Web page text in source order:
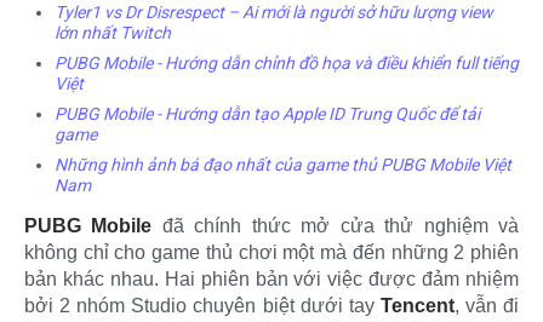
Tyler1 vs Dr Disrespect – Ai mới là người sở hữu lượng view
lớn nhất Twitch
PUBG Mobile - Hướng dẫn chỉnh đồ họa và điều khiển full tiếng
Việt
PUBG Mobile - Hướng dẫn tạo Apple ID Trung Quốc để tải
game
Những hình ảnh bá đạo nhất của game thủ PUBG Mobile Việt
Nam
PUBG Mobile đã chính thức mở cửa thử nghiệm và
không chỉ cho game thủ chơi một mà đến những 2 phiên
bản khác nhau. Hai phiên bản với việc được đảm nhiệm
bởi 2 nhóm Studio chuyên biệt dưới tay Tencent, vẫn đi